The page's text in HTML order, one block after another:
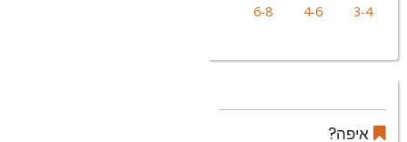
3-4
4-6
6-8
איפה?